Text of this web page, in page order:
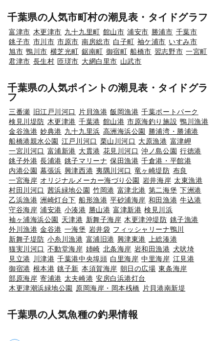
千葉県の人気市町村の潮見表・タイドグラフ
富津市 木更津市 九十九里町 館山市 浦安市 勝浦市 千葉市
銚子市 市川市 市原市 南房総市 白子町 袖ケ浦市 いすみ市
旭市 鴨川市 横芝光町 鋸南町 御宿町 船橋市 習志野市 一宮町
君津市 長生村 匝瑳市 大網白里市 山武市
千葉県の人気ポイントの潮見表・タイドグラ
フ
三番瀬 旧江戸川河口 片貝漁港 飯岡漁港 千葉ポートパーク
検見川堤防 木更津港 千葉港 館山港 市原海釣り施設 鴨川漁港
金谷漁港 妙典港 九十九里浜 高洲海浜公園 勝浦湾・勝浦港
船橋港親水公園 江戸川河口 栗山川河口 大原漁港 富津岬
一宮川河口 富浦新港 大貫港 花見川河口 沖ノ島公園 行徳港
銚子外港 長浦港 銚子マリーナ 保田漁港 千倉港・平館港
内港公園 幕張浜 興津西港 夷隅川河口 竜ヶ崎堤防 布良
一宮海岸 オリジナルメーカー海づり公園 岩井海岸 太東漁港
村田川河口 茜浜緑地公園 竹岡港 富津北港 第二海堡 下洲港
乙浜漁港 洲崎灯台下 船形漁港 平砂浦海岸 和田漁港 牛込港
守谷海岸 浦安港 小湊港 勝山港 富津新港 検見川浜
袖ヶ浦海浜公園 天津港 新舞子海岸 木更津沖堤防 銚子漁港
外川漁港 金谷港 一海堡 岩井袋 フィッシャリーナ鴨川
新舞子堤防 小糸川漁港 富浦旧港 興津東港
上総湊港
猫実川河口 不動堂海岸 姉崎 北条海岸 岩和田漁港 犬吠埼
見立港
川津港 千葉港中央埠頭 白里海岸 中里海岸 江見港
御宿港 根本港 銚子新 本須賀海岸 朝日の広場 東条海岸
部原海岸 寄浦港 太夫崎港 安房白浜港灯台
木更津潮浜緑地公園
原岡海岸・岡本桟橋 片貝港南新堤
千葉県の人気魚種の釣果情報